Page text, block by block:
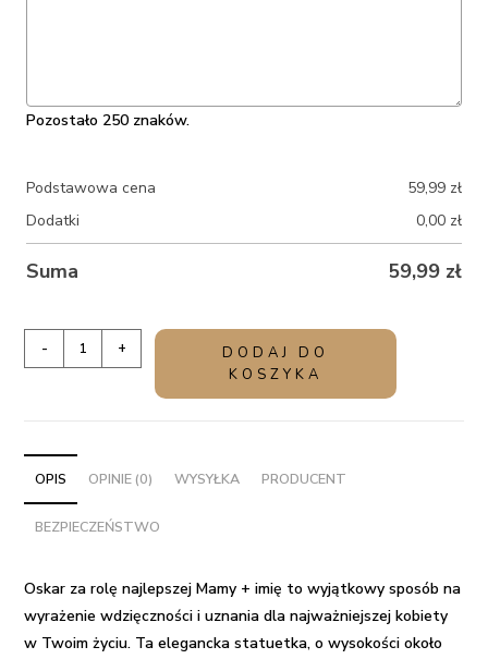
Pozostało 250 znaków.
Podstawowa cena 59,99 zł
Dodatki
0,00 zł
Suma 59,99 zł
Oskar
najlepszej
Mamy
+
imię
- +
DODAJ DO
KOSZYKA
OPIS OPINIE (0) WYSYŁKA PRODUCENT
BEZPIECZEŃSTWO
Oskar za rolę najlepszej Mamy + imię to wyjątkowy sposób na
wyrażenie wdzięczności i uznania dla najważniejszej kobiety
w Twoim życiu. Ta elegancka statuetka, o wysokości około